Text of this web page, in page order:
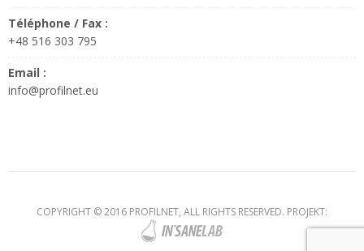
Téléphone / Fax :
+48 516 303 795
Email :
info@profilnet.eu
COPYRIGHT © 2016 PROFILNET, ALL RIGHTS RESERVED. PROJEKT: